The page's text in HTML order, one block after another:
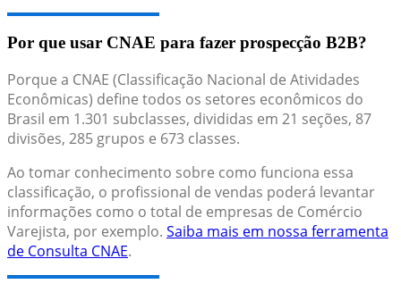
Por que usar CNAE para fazer prospecção B2B?
Porque a CNAE (Classificação Nacional de Atividades
Econômicas) define todos os setores econômicos do
Brasil em 1.301 subclasses, divididas em 21 seções, 87
divisões, 285 grupos e 673 classes.
Ao tomar conhecimento sobre como funciona essa
classificação, o profissional de vendas poderá levantar
informações como o total de empresas de Comércio
Varejista, por exemplo. Saiba mais em nossa ferramenta
de Consulta CNAE.